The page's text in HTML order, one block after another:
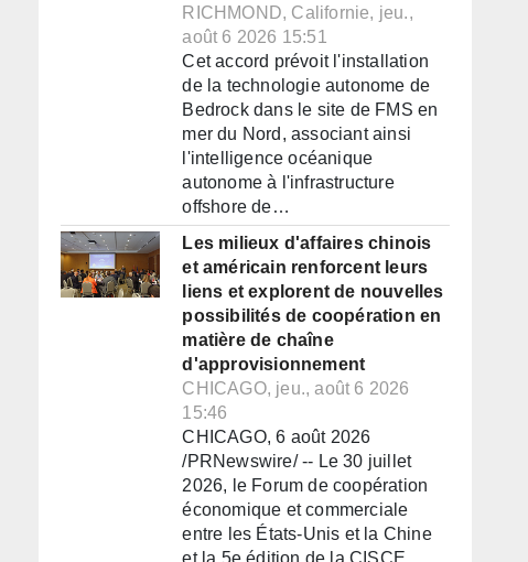
RICHMOND, Californie, jeu.,
août 6 2026 15:51
Cet accord prévoit l'installation
de la technologie autonome de
Bedrock dans le site de FMS en
mer du Nord, associant ainsi
l'intelligence océanique
autonome à l'infrastructure
offshore de…
Les milieux d'affaires chinois
et américain renforcent leurs
liens et explorent de nouvelles
possibilités de coopération en
matière de chaîne
d'approvisionnement
CHICAGO, jeu., août 6 2026
15:46
CHICAGO, 6 août 2026
/PRNewswire/ -- Le 30 juillet
2026, le Forum de coopération
économique et commerciale
entre les États-Unis et la Chine
et la 5e édition de la CISCE